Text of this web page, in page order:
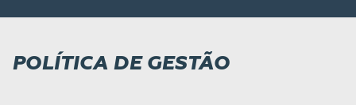
POLÍTICA DE GESTÃO